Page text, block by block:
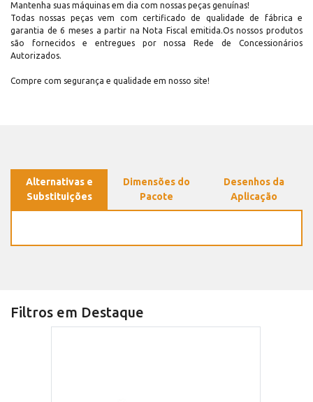
Mantenha suas máquinas em dia com nossas peças genuínas!
Todas nossas peças vem com certificado de qualidade de fábrica e
garantia de 6 meses a partir na Nota Fiscal emitida.Os nossos produtos
são fornecidos e entregues por nossa Rede de Concessionários
Autorizados.
Compre com segurança e qualidade em nosso site!
Alternativas e
Substituições
Dimensões do
Pacote
Desenhos da
Aplicação
Filtros em Destaque